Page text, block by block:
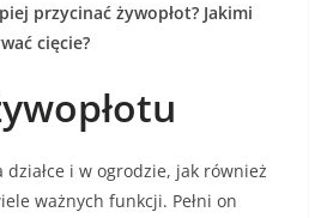
przycinać żywopłot? Jakimi
cięcie?
działce i w ogrodzie, jak również
ważnych funkcji. Pełni on